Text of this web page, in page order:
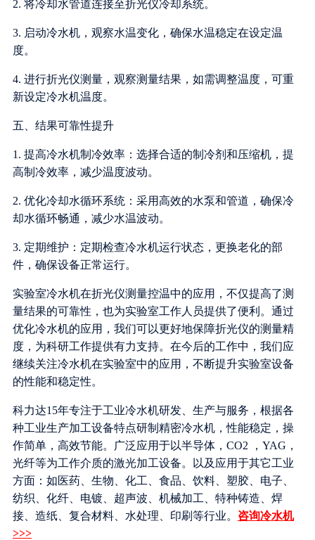
2. 将冷却水管道连接至折光仪冷却系统。
3. 启动冷水机，观察水温变化，确保水温稳定在设定温
度。
4. 进行折光仪测量，观察测量结果，如需调整温度，可重
新设定冷水机温度。
五、结果可靠性提升
1. 提高冷水机制冷效率：选择合适的制冷剂和压缩机，提
高制冷效率，减少温度波动。
2. 优化冷却水循环系统：采用高效的水泵和管道，确保冷
却水循环畅通，减少水温波动。
3. 定期维护：定期检查冷水机运行状态，更换老化的部
件，确保设备正常运行。
实验室冷水机在折光仪测量控温中的应用，不仅提高了测
量结果的可靠性，也为实验室工作人员提供了便利。通过
优化冷水机的应用，我们可以更好地保障折光仪的测量精
度，为科研工作提供有力支持。在今后的工作中，我们应
继续关注冷水机在实验室中的应用，不断提升实验室设备
的性能和稳定性。
科力达15年专注于工业冷水机研发、生产与服务，根据各
种工业生产加工设备特点研制精密冷水机，性能稳定，操
作简单，高效节能。广泛应用于以半导体，CO2 ，YAG，
光纤等为工作介质的激光加工设备。以及应用于其它工业
方面：如医药、生物、化工、食品、饮料、塑胶、电子、
纺织、化纤、电镀、超声波、机械加工、特种铸造、焊
接、造纸、复合材料、水处理、印刷等行业。 咨询冷水机
>>>